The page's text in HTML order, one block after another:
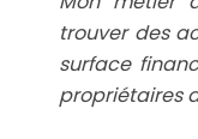
trouver des
surface
propriétaires